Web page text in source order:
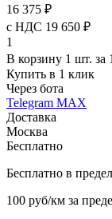
16 375 ₽
с НДС 19 650 ₽
1
В корзину 1 шт. за
Купить в 1 клик
Через бота
Telegram MAX
Доставка
Москва
Бесплатно
Бесплатно в
100 руб/км за